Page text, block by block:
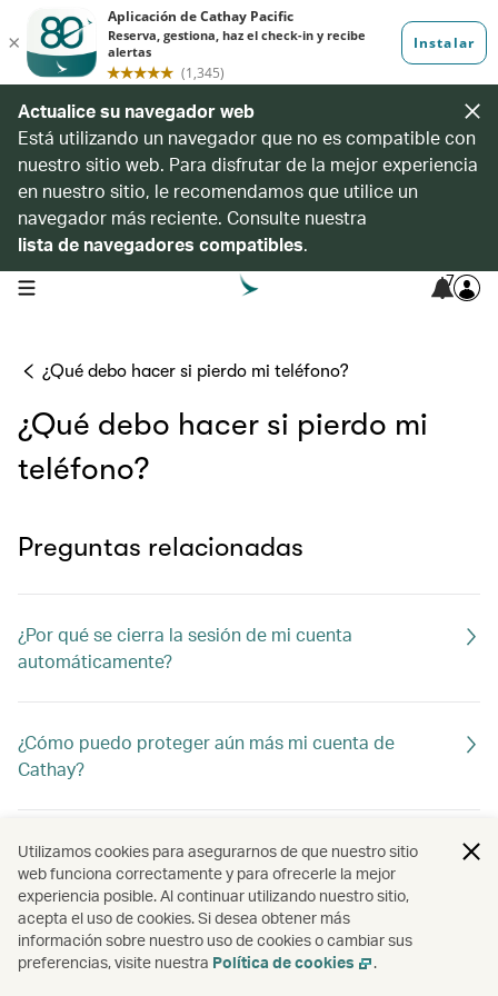
Actualice su navegador web
Está utilizando un navegador que no es compatible con
nuestro sitio web. Para disfrutar de la mejor experiencia
en nuestro sitio, le recomendamos que utilice un
navegador más reciente. Consulte nuestra
lista de navegadores compatibles.
open navigation menu 7
¿Qué debo hacer si pierdo mi teléfono?
¿Qué debo hacer si pierdo mi
teléfono?
Preguntas relacionadas
¿Por qué se cierra la sesión de mi cuenta
automáticamente?
¿Cómo puedo proteger aún más mi cuenta de
Cathay?
Utilizamos cookies para asegurarnos de que nuestro sitio
web funciona correctamente y para ofrecerle la mejor
experiencia posible. Al continuar utilizando nuestro sitio,
acepta el uso de cookies. Si desea obtener más
información sobre nuestro uso de cookies o cambiar sus
preferencias, visite nuestra Política de cookies .